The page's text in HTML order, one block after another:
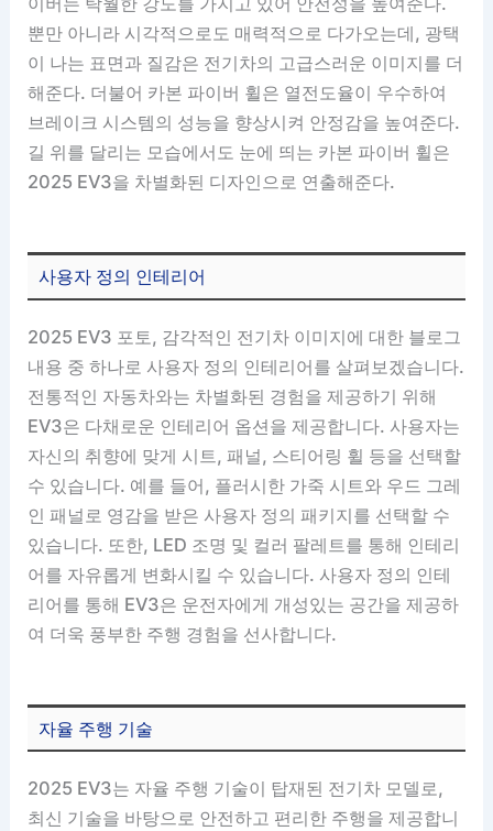
뿐만 아니라 시각적으로도 매력적으로 다가오는데, 광택
이 나는 표면과 질감은 전기차의 고급스러운 이미지를 더
해준다. 더불어 카본 파이버 휠은 열전도율이 우수하여
브레이크 시스템의 성능을 향상시켜 안정감을 높여준다.
길 위를 달리는 모습에서도 눈에 띄는 카본 파이버 휠은
2025 EV3을 차별화된 디자인으로 연출해준다.
사용자 정의 인테리어
2025 EV3 포토, 감각적인 전기차 이미지에 대한 블로그
내용 중 하나로 사용자 정의 인테리어를 살펴보겠습니다.
전통적인 자동차와는 차별화된 경험을 제공하기 위해
EV3은 다채로운 인테리어 옵션을 제공합니다. 사용자는
자신의 취향에 맞게 시트, 패널, 스티어링 휠 등을 선택할
수 있습니다. 예를 들어, 플러시한 가죽 시트와 우드 그레
인 패널로 영감을 받은 사용자 정의 패키지를 선택할 수
있습니다. 또한, LED 조명 및 컬러 팔레트를 통해 인테리
어를 자유롭게 변화시킬 수 있습니다. 사용자 정의 인테
리어를 통해 EV3은 운전자에게 개성있는 공간을 제공하
여 더욱 풍부한 주행 경험을 선사합니다.
자율 주행 기술
2025 EV3는 자율 주행 기술이 탑재된 전기차 모델로,
최신 기술을 바탕으로 안전하고 편리한 주행을 제공합니